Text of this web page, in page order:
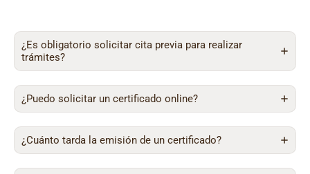
¿Es obligatorio solicitar cita previa para realizar
trámites?
¿Puedo solicitar un certificado online?
¿Cuánto tarda la emisión de un certificado?